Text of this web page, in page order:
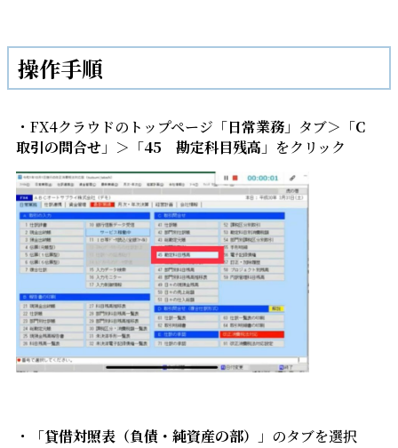
操作手順
・FX4クラウドのトップページ「日常業務 」タブ＞「C
取引の問合せ 」＞「45 勘定科目残高 」をクリック
・「貸借対照表（負債・純資産の部） 」のタブを選択